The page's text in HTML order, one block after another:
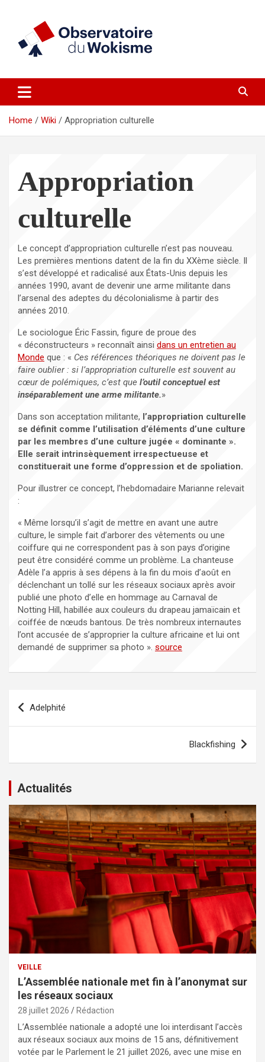
Observatoire du Wokisme
Home Wiki Appropriation culturelle
Appropriation
culturelle
Le concept d’appropriation culturelle n’est pas nouveau.
Les premières mentions datent de la fin du XXème siècle. Il
s’est développé et radicalisé aux États-Unis depuis les
années 1990, avant de devenir une arme militante dans
l’arsenal des adeptes du décolonialisme à partir des
années 2010.
Le sociologue Éric Fassin, figure de proue des
« déconstructeurs » reconnaît ainsi dans un entretien au
Monde que : « Ces références théoriques ne doivent pas le
faire oublier : si l’appropriation culturelle est souvent au
cœur de polémiques, c’est que l’outil conceptuel est
inséparablement une arme militante.»
Dans son acceptation militante, l’appropriation culturelle
se définit comme l’utilisation d’éléments d’une culture
par les membres d’une culture jugée « dominante ».
Elle serait intrinsèquement irrespectueuse et
constituerait une forme d’oppression et de spoliation.
Pour illustrer ce concept, l’hebdomadaire Marianne relevait
:
« Même lorsqu’il s’agit de mettre en avant une autre
culture, le simple fait d’arborer des vêtements ou une
coiffure qui ne correspondent pas à son pays d’origine
peut être considéré comme un problème. La chanteuse
Adèle l’a appris à ses dépens à la fin du mois d’août en
déclenchant un tollé sur les réseaux sociaux après avoir
publié une photo d’elle en hommage au Carnaval de
Notting Hill, habillée aux couleurs du drapeau jamaïcain et
coiffée de nœuds bantous. De très nombreux internautes
l’ont accusée de s’approprier la culture africaine et lui ont
demandé de supprimer sa photo ». source
Navigation
de
Adelphité
Blackfishing
Actualités
VEILLE
L’Assemblée nationale met fin à l’anonymat sur
les réseaux sociaux
28 juillet 2026 Rédaction
L’Assemblée nationale a adopté une loi interdisant l’accès
aux réseaux sociaux aux moins de 15 ans, définitivement
votée par le Parlement le 21 juillet 2026, avec une mise en